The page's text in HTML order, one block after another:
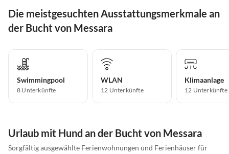
Die meistgesuchten Ausstattungsmerkmale an
der Bucht von Messara
Swimmingpool
8 Unterkünfte
WLAN
12 Unterkünfte
Klimaanlage
12 Unterkünfte
Urlaub mit Hund an der Bucht von Messara
Sorgfältig ausgewählte Ferienwohnungen und Ferienhäuser für